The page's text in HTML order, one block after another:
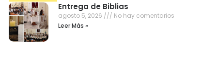
Entrega de Biblias
agosto 5, 2026
No hay comentarios
Leer Más »